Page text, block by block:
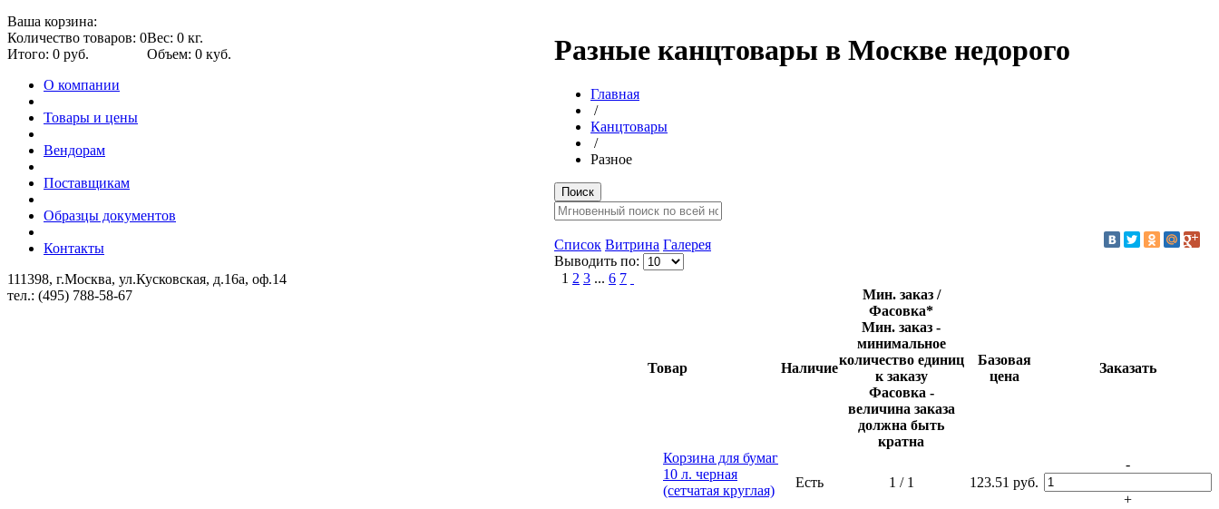
Разные канцтовары в Москве недорого
Главная
/
Канцтовары
/
Разное
Список Витрина Галерея
Выводить по:
1 2 3 ... 6 7
Товар Наличие
Мин. заказ /
Фасовка*
Мин. заказ -
минимальное
количество единиц
к заказу
Фасовка -
величина заказа
должна быть
кратна
Базовая
цена
Заказать
Корзина для бумаг
10 л. черная
(сетчатая круглая)
Есть 1 / 1 123.51 руб.
-
+
Ваша корзина:
Количество товаров: 0Вес: 0 кг.
Итого: 0 руб.
Объем: 0 куб.
О компании
Товары и цены
Вендорам
Поставщикам
Образцы документов
Контакты
111398, г.Москва, ул.Кусковская, д.16а, оф.14
тел.: (495) 788-58-67